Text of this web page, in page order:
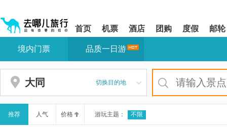
shift+enter
网
导
盲
您
站
区,
本
首页 机票 酒店 团购 度假 邮轮
您
站
区
境内门票 品质一日游
大同 切换目的地
推荐 人气 价格 游玩主题： 不限